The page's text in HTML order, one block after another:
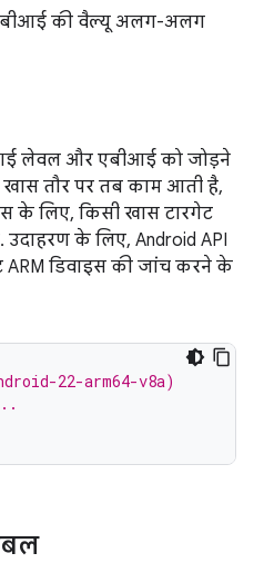
की वैल्यू अलग-अलग
लेवल और एबीआई को जोड़ने
खास तौर पर तब काम आती है,
के लिए, किसी खास टारगेट
के लिए, Android API
डिवाइस की जांच करने के
22-arm64-v8a)